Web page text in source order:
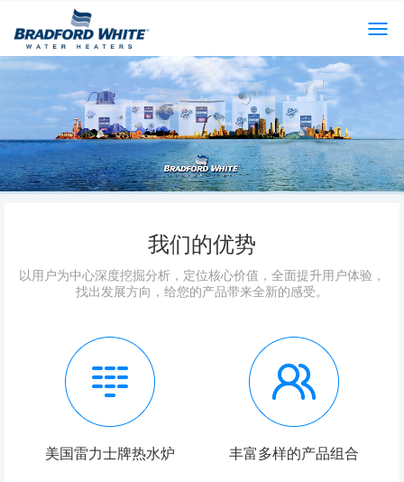
我们的优势
以用户为中心深度挖掘分析，定位核心价值，全面提升用户体验，
找出发展方向，给您的产品带来全新的感受。
美国雷力士牌热水炉 丰富多样的产品组合